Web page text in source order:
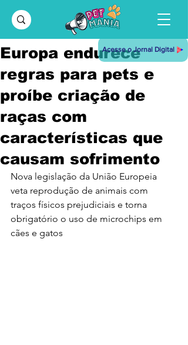
Acesse o Jornal Digital
Europa endurece
regras para pets e
proíbe criação de
raças com
características que
causam sofrimento
Nova legislação da União Europeia
veta reprodução de animais com
traços físicos prejudiciais e torna
obrigatório o uso de microchips em
cães e gatos